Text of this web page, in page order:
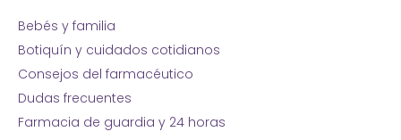
Bebés y familia
Botiquín y cuidados cotidianos
Consejos del farmacéutico
Dudas frecuentes
Farmacia de guardia y 24 horas